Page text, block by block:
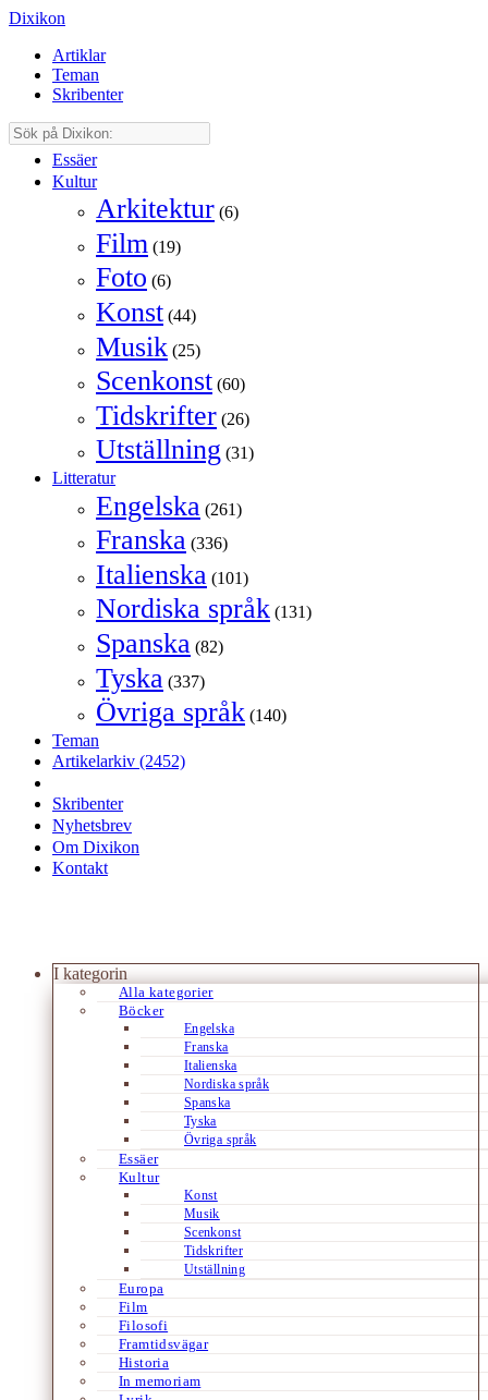
Dixikon
Artiklar
Teman
Skribenter
Essäer
Kultur
Arkitektur (6)
Film (19)
Foto (6)
Konst (44)
Musik (25)
Scenkonst (60)
Tidskrifter (26)
Utställning (31)
Litteratur
Engelska (261)
Franska (336)
Italienska (101)
Nordiska språk (131)
Spanska (82)
Tyska (337)
Övriga språk (140)
Teman
Artikelarkiv (2452)
Skribenter
Nyhetsbrev
Om Dixikon
Kontakt
I kategorin
Alla kategorier
Böcker
Engelska
Franska
Italienska
Nordiska språk
Spanska
Tyska
Övriga språk
Essäer
Kultur
Konst
Musik
Scenkonst
Tidskrifter
Utställning
Europa
Film
Filosofi
Framtidsvägar
Historia
In memoriam